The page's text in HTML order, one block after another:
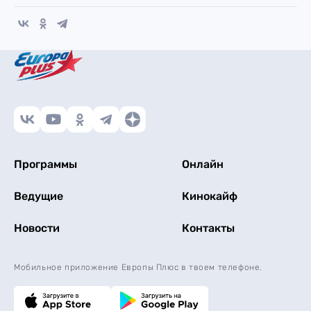
Программы Онлайн
Ведущие Кинокайф
Новости Контакты
Мобильное приложение Европы Плюс в твоем телефоне.